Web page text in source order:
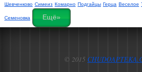
Шевченково Симеиз Комарно Подгайцы Герца Веселое
Семеновка Ещё»
© 2015